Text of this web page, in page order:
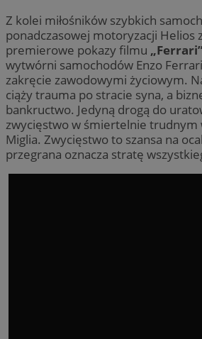
Z kolei miłośników szybkich
ponadczasowej motoryzacji Helios
premierowe pokazy filmu
wytwórni samochodów Enzo
zakręcie zawodowymi życiowym.
ciąży trauma po stracie syna, a
bankructwo. Jedyną drogą do
zwycięstwo w śmiertelnie trudnym
Miglia. Zwycięstwo to szansa na
przegrana oznacza stratę